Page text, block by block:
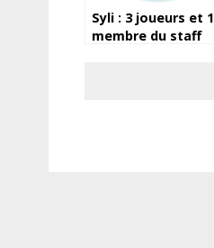
Syli : 3 joueurs et 1
membre du staff